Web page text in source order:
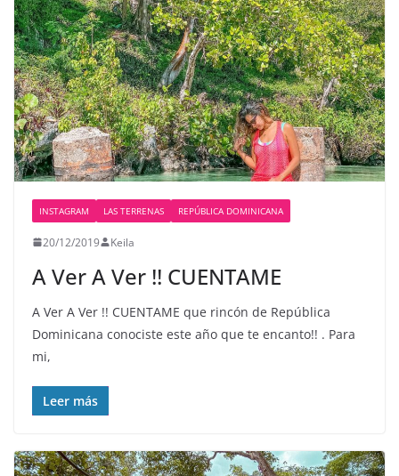
INSTAGRAM LAS TERRENAS REPÚBLICA DOMINICANA
20/12/2019 Keila
A Ver A Ver !! CUENTAME
A Ver A Ver !! CUENTAME que rincón de República
Dominicana conociste este año que te encanto!! . Para
mi,
Leer más